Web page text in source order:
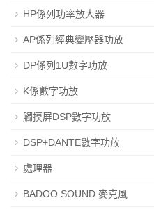
HP係列功率放大器
AP係列經典變壓器功放
DP係列1U數字功放
K係數字功放
觸摸屏DSP數字功放
DSP+DANTE數字功放
處理器
BADOO SOUND 麥克風